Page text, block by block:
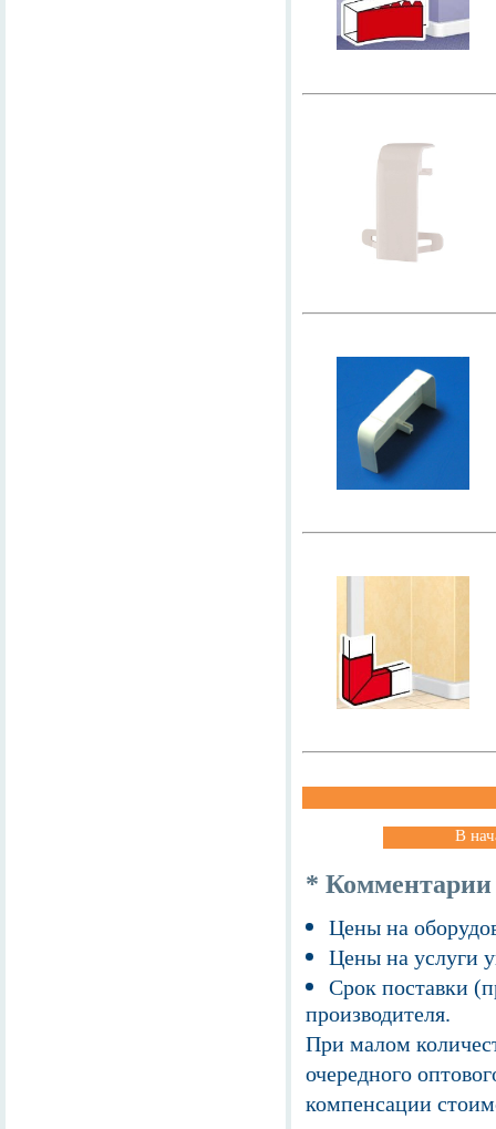
В
* Комментарии
Цены на
Цены на услуги
Срок поставки
производителя.
При малом
очередного
компенсации